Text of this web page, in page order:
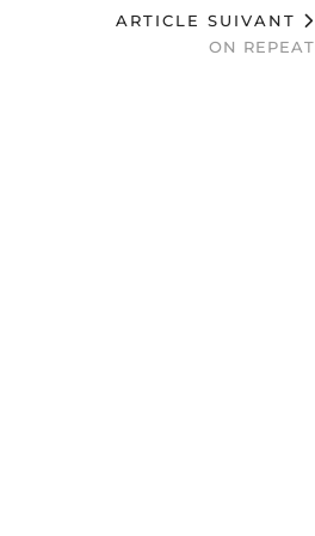
ARTICLE SUIVANT
ON REPEAT